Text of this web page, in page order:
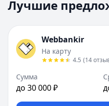
Лучшие
Webbankir
На карту
4.5 (14
Сумма
до 30 000 ₽